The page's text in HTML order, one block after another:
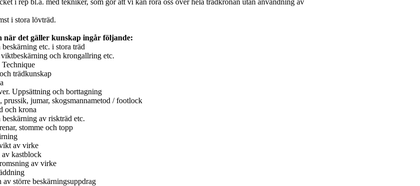
i rep bl.a. med tekniker, som gör att vi kan röra oss över hela trädkronan utan användning av
i stora lövträd.
när det gäller kunskap ingår följande:
etc. i stora träd
och krongallring etc.
trädkunskap
Uppsättning och borttagning
prussik, jumar, skogsmannametod / footlock
och krona
av riskträd etc.
stomme och topp
av virke
kastblock
av virke
av större beskärningsuppdrag